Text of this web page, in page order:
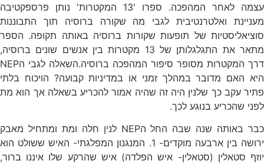
עצמה לאחר המהפכה. ספרו '13 המקטרות' נותן פרספקטיבה
מעניינת ואלטרנטיבית לגבי מה שקורה ברוסיה תוך התבוננות
סוציאליסטיות של תופעות שקורות ברוסיה באותה תקופה. הספר
מתאר את התגלגלותן של 13 מקטרות בין אנשים שונים ברוסיה,
דרך המקטרות מסופר סיפור המהפכה ברוסיה.השאלה לגבי הNEP
היא האם מדובר במהלך זמני או במדיניות קבועה? הויכוח בלתי
פתיר עקב כך שלנין היה זה שהיה אמור להכריע בשאלה אך הוא מת
לפני שהכריע בנוגע לכך.
כבר באותה שנה שבה החל הNEP לנין חלה ומת ומתחיל מאבק
ירושה בין ארבעה מוקדים- 1. המנגנון המפלגתי- האיש ששולט הוא
יוזף סטאלין (סטאלין- איש הפלדה) איש שהרקע שלו איננו ברור,